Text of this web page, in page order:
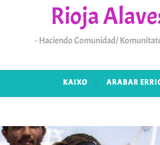
Rioja
Haciendo Comunidad/
KAIXO ARABAR